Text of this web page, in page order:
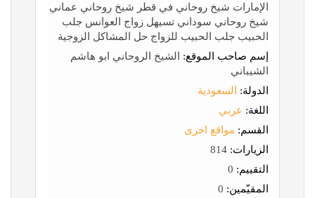
الإمارات شيخ روحاني في قطر شيخ روحاني عماني
شيخ روحاني سوداني تسيهل زواج العوانس جلب
الحبيب جلب الحبيب للزواج حل المشاكل الزوجية
إسم صاحب الموقع: الشيخ الروحاني ابو هاشم
الشيباني
الدولة:
السعودية
اللغة: عربي
القسم: مواقع اخرى
الزيارات:
التقييم:
المقيّمين: